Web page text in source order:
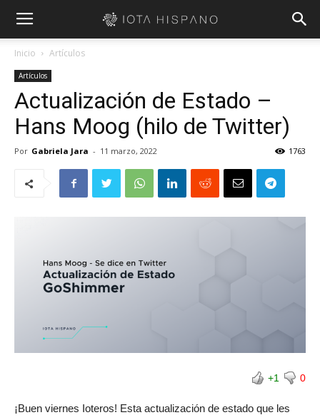
Inicio Artículos
Artículos
Actualización de Estado –
Hans Moog (hilo de Twitter)
Por Gabriela Jara - 11 marzo, 2022 1763
+1 0
¡Buen viernes Ioteros! Esta actualización de estado que les